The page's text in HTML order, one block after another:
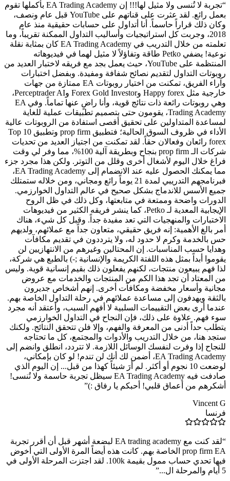
“
تجربة لا تُنسى ولا مثيل لها!!! إن EA Trading Academy بأكملها تقوم
بعمل رائع. لقد عثرت على قناتهم على YouTube قبل عام ونصف،
وكان ذلك قراراً حاسماً. أنا أتداول على حسابات حقيقية منذ عام
2018، وجربت كل استراتيجيات وأساليب التداول الممكنة تقريباً، وما
تعلمته من خلال التدريب في EA Trading Academy كان بمثابة نقلة
نوعية! يضفي Petko طاقة وتفاؤلاً لا مثيل لهما في فيديوهاته
المنتظمة على YouTube، حيث يعمل بجد مع فريقه لاختبار العديد من
روبوتات التداول لتقديم نصائح شفافة ومفيدة. وبفضل اختبارات
وآراء الفريق، تمكنت من اختيار روبوتات EA ممتازة من جهات
خارجية مثل Happy forex وForex Gold Investor وPerceptrader AI،
وهي روبوتات رائعة ذات نتائج قوية، وأنا راضٍ عنها تماماً. وفي EA
Trading Academy، يقومون حتى بتصميم تطبيقات عملية للغاية
لمساعدة المتداولين على تحقيق أقصى استفادة من الروبوتات عالية
الأداء في ظروف السوق الحالية؛ فتطبيق prop firm وتطبيق Top 10
forex رائعان وفعالان حقاً. لقد تمكنت من اجتياز العديد من تحديات
شركات الـ prop firm بنجاح وبطريقة آلية 100%، مما وفر لي وقت
فراغ خلال اليوم لأشغال أخرى وقلل من التوتر. ولكن هذا مجرد جزء
مما يمكنك الحصول عليه عند الانضمام إلى EA Trading Academy،
فبرنامجهم التدريبي لمدة 21 يوماً رائع ومجاني، ومن خلاله ستمتلك
جميع الأسس للاندماج بشكل صحيح في عالم التداول الخوارزمي.
الدورات واضحة وممتعة في متابعتها، وكل ذلك في ظل الروح
الإيجابية المعدية لـ Petko، كما ينشر فريقه الكثير من فيديوهات
الاختبارات والمنهجيات التي تعد مفيدة جداً. وقبل كل شيء، هناك
أمر بالغ الأهمية: إنه فريق حقيقي، متعاون جداً مع عملائهم، ولديهم
حس بالخدمة وكرم لا حدود له، ولا يترددون في تقديم مكافآت
وهدايا حسب المناسبات. إن المحتالين وغيرهم من الانتهازيين لن
يقوموا أبداً بمثل هذه اللفتة الكريمة والإنسانية ;-) بالطبع هي شركة،
لذا فهم يبيعون منتجات، لكنهم يفعلون ذلك بقيم إنسانية قوية. وليس
من المعتاد أن تجد هذا الكم من المنتجات والخدمات مع عروض
مجانية وأسعار مخفضة ومكافآت أخرى. إنهم أشخاص جديرون
بالثقة ويهدفون إلى مساعدة عملائهم في رحلة التداول الخاصة بهم.
عندما أرى بعض التقييمات السلبية لا أفهم السبب، وأعتقد أنه مجرد
سوء فهم. علاوة على ذلك، فإن النجاح في التداول الخوارزمي
يتطلب حداً أدنى من المعرفة والفهم، وإلا فلن تتحقق النتائج. ولكنك
ستجد هنا، من خلال التدريب والأدوات والمجتمع، كل ما تحتاجه
للنجاح إذا وفرت لنفسك الوسائل اللازمة. لا تتردد، انطلق وانضم إلى
EA Trading Academy، أضمن لك أنك لن تندم! لو كان بإمكاني،
لوضعت 10 نجوم أو أكثر. لم أرَ شيئاً كهذا من قبل... إن اليوم الذي
صادفت فيه EA Trading Academy سيظل تجربة حاسمة ولا تُنسى!
أشكرهم من أعماق قلبي! أحبكم يا رفاق :)”
Vincent G
فرنسا
“
لقد كنت مع EA trading academy لبضعة أشهر قبل أن أقرر تجربة
prop firm EA الخاصة بهم. كانت هذه أيضاً المرة الأولى التي أخوض
فيها تحدي حساب ممول بقيمة 100k. لقد اجتزت المرحلة الأولى في
5 أيام والمرحلة ال...
”